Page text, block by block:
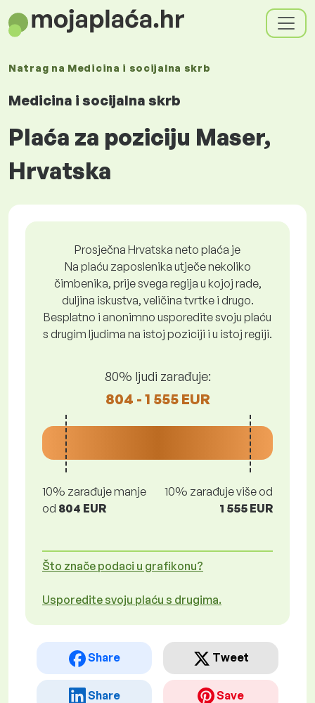
Natrag na Medicina i socijalna skrb
Medicina i socijalna skrb
Plaća za poziciju Maser,
Hrvatska
Prosječna Hrvatska neto plaća je
Na plaću zaposlenika utječe nekoliko
čimbenika, prije svega regija u kojoj rade,
duljina iskustva, veličina tvrtke i drugo.
Besplatno i anonimno usporedite svoju plaću
s drugim ljudima na istoj poziciji i u istoj regiji.
80% ljudi zarađuje:
804 - 1 555 EUR
10% zarađuje manje
od 804 EUR
10% zarađuje više od
1 555 EUR
Što znače podaci u grafikonu?
Usporedite svoju plaću s drugima.
Share Tweet
Share Save